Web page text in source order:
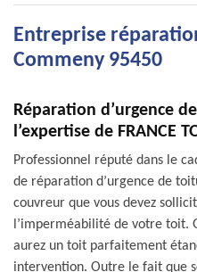
Entreprise
Commeny 95450
Réparation d’urgence
l’expertise de FRANCE
Professionnel réputé dans le
de réparation d’urgence de
couvreur que vous devez
l’imperméabilité de votre toit.
aurez un toit parfaitement
intervention. Outre le fait que